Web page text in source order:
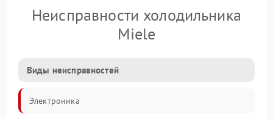
Неисправности холодильника
Miele
Виды неисправностей
Электроника